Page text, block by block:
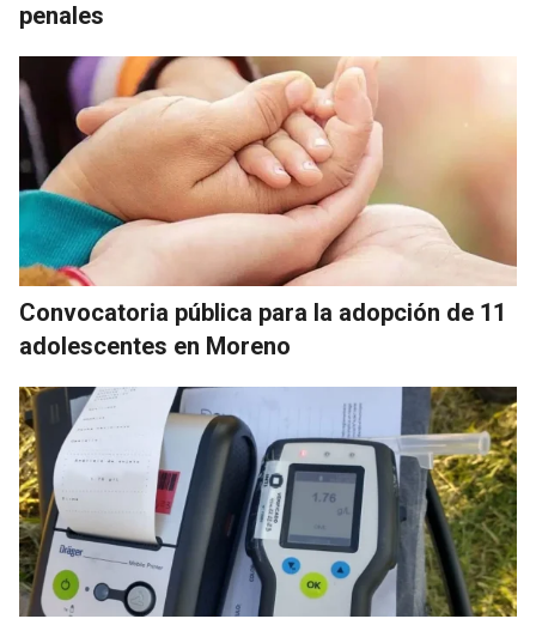
penales
Convocatoria pública para la adopción de 11
adolescentes en Moreno